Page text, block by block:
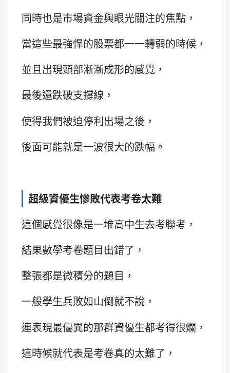
同時也是市場資金與眼光關注的焦點，
當這些最強悍的股票都一一轉弱的時候，
並且出現頭部漸漸成形的感覺，
最後還跌破支撐線，
使得我們被迫停利出場之後，
後面可能就是一波很大的跌幅。
超級資優生慘敗代表考卷太難
這個感覺很像是一堆高中生去考聯考，
結果數學考卷題目出錯了，
整張都是微積分的題目，
一般學生兵敗如山倒就不說，
連表現最優異的那群資優生都考得很爛，
這時候就代表是考卷真的太難了，